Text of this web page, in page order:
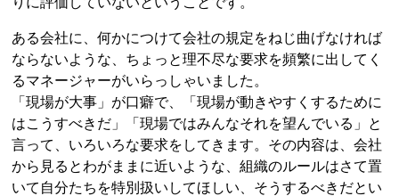
ある会社に、何かにつけて会社の規定をねじ曲げなければ
ならないような、ちょっと理不尽な要求を頻繁に出してく
るマネージャーがいらっしゃいました。
「現場が大事」が口癖で、「現場が動きやすくするために
はこうすべきだ」「現場ではみんなそれを望んでいる」と
言って、いろいろな要求をしてきます。その内容は、会社
から見るとわがままに近いような、組織のルールはさて置
いて自分たちを特別扱いしてほしい、そうするべきだとい